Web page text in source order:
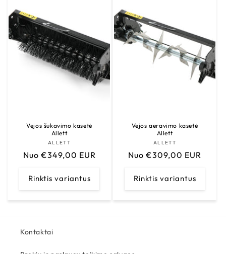
Vejos šukavimo kasetė
Allett
Tiekėjas:
ALLETT
Įprasta
Nuo €349,00 EUR
Rinktis variantus
Vejos aeravimo kasetė
Allett
Tiekėjas:
ALLETT
Įprasta
Nuo €309,00 EUR
Rinktis variantus
Kontaktai